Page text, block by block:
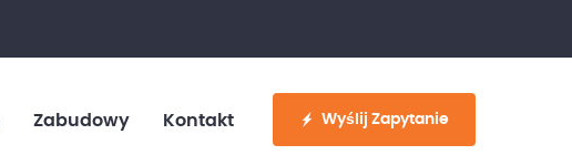
530 886 214
Zabudowy Kontakt Wyślij Zapytanie